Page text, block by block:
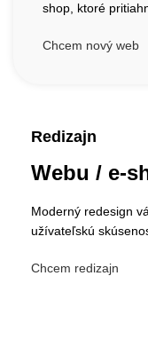
shop, ktoré
Chcem nový web
Redizajn
Webu / e-
Moderný redesign
užívateľskú
Chcem redizajn